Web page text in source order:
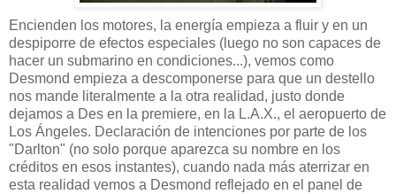
Encienden los motores, la energía empieza a fluir y en un
despiporre de efectos especiales (luego no son capaces de
hacer un submarino en condiciones...), vemos como
Desmond empieza a descomponerse para que un destello
nos mande literalmente a la otra realidad, justo donde
dejamos a Des en la premiere, en la L.A.X., el aeropuerto de
Los Ángeles. Declaración de intenciones por parte de los
"Darlton" (no solo porque aparezca su nombre en los
créditos en esos instantes), cuando nada más aterrizar en
esta realidad vemos a Desmond reflejado en el panel de